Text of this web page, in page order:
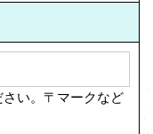
い。〒マークなど